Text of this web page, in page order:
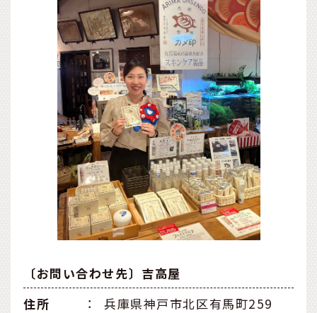
〔お問い合わせ先〕吉高屋
住所
：
兵庫県神戸市北区有馬町259